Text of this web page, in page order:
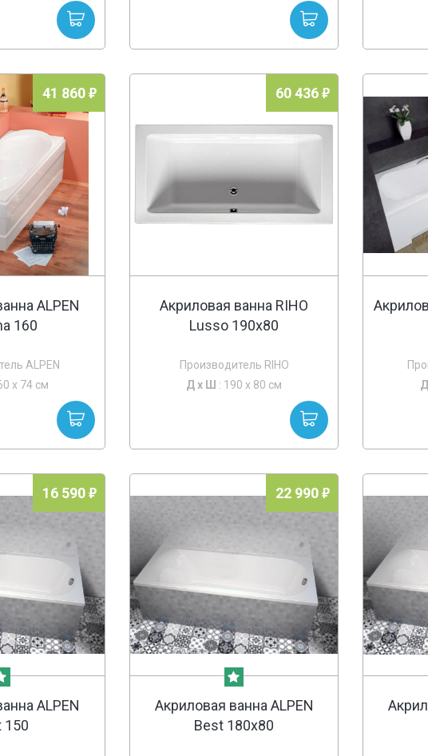
41 860
ALPEN
160
ALPEN
x 74 см
60 436
Акриловая ванна RIHO
Lusso 190x80
Производитель RIHO
Д х Ш : 190 x 80 см
16 590
ALPEN
150
22 990
Акриловая ванна ALPEN
Best 180х80